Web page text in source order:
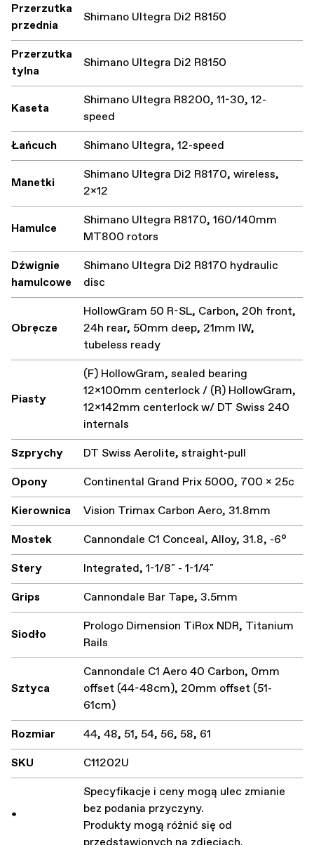
Przerzutka
przednia
Shimano Ultegra Di2 R8150
Przerzutka
tylna
Shimano Ultegra Di2 R8150
Kaseta
Shimano Ultegra R8200, 11-30, 12-
speed
Łańcuch
Shimano Ultegra, 12-speed
Manetki
Shimano Ultegra Di2 R8170, wireless,
2x12
Hamulce
Shimano Ultegra R8170, 160/140mm
MT800 rotors
Dźwignie
hamulcowe
Shimano Ultegra Di2 R8170 hydraulic
disc
Obręcze
HollowGram 50 R-SL, Carbon, 20h front,
24h rear, 50mm deep, 21mm IW,
tubeless ready
Piasty
(F) HollowGram, sealed bearing
12x100mm centerlock / (R) HollowGram,
12x142mm centerlock w/ DT Swiss 240
internals
Szprychy
DT Swiss Aerolite, straight-pull
Opony
Continental Grand Prix 5000, 700 x 25c
Kierownica
Vision Trimax Carbon Aero, 31.8mm
Mostek
Cannondale C1 Conceal, Alloy, 31.8, -6°
Stery
Integrated, 1-1/8" - 1-1/4"
Grips
Cannondale Bar Tape, 3.5mm
Siodło
Prologo Dimension TiRox NDR, Titanium
Rails
Sztyca
Cannondale C1 Aero 40 Carbon, 0mm
offset (44-48cm), 20mm offset (51-
61cm)
Rozmiar
44, 48, 51, 54, 56, 58, 61
SKU
C11202U
*
Specyfikacje i ceny mogą ulec zmianie
bez podania przyczyny.
Produkty mogą różnić się od